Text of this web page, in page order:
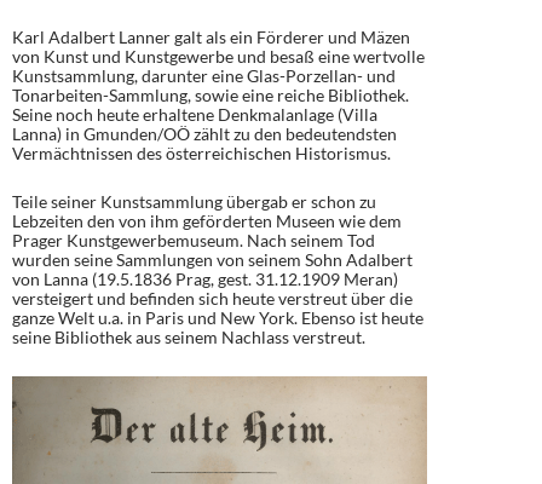
Karl Adalbert Lanner galt als ein Förderer und Mäzen
von Kunst und Kunstgewerbe und besaß eine wertvolle
Kunstsammlung, darunter eine Glas-Porzellan- und
Tonarbeiten-Sammlung, sowie eine reiche Bibliothek.
Seine noch heute erhaltene Denkmalanlage (Villa
Lanna) in Gmunden/OÖ zählt zu den bedeutendsten
Vermächtnissen des österreichischen Historismus.
Teile seiner Kunstsammlung übergab er schon zu
Lebzeiten den von ihm geförderten Museen wie dem
Prager Kunstgewerbemuseum. Nach seinem Tod
wurden seine Sammlungen von seinem Sohn Adalbert
von Lanna (19.5.1836 Prag, gest. 31.12.1909 Meran)
versteigert und befinden sich heute verstreut über die
ganze Welt u.a. in Paris und New York. Ebenso ist heute
seine Bibliothek aus seinem Nachlass verstreut.